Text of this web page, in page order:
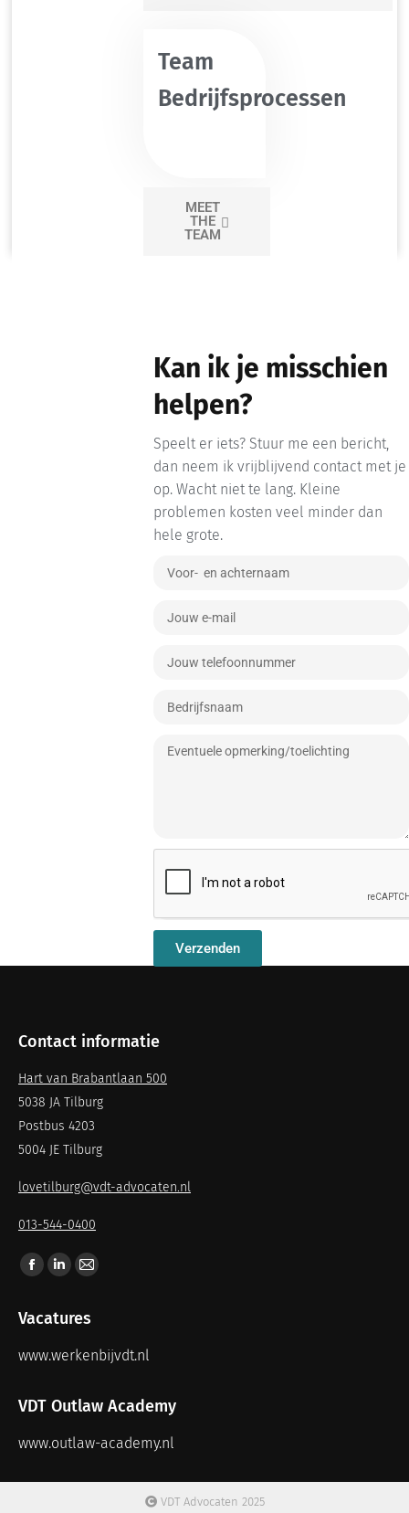
Team
Bedrijfsprocessen
MEET
THE
TEAM
Kan ik je misschien
helpen?
Speelt er iets? Stuur me een bericht,
dan neem ik vrijblijvend contact met je
op. Wacht niet te lang. Kleine
problemen kosten veel minder dan
hele grote.
Verzenden
Contact informatie
Hart van Brabantlaan 500
5038 JA Tilburg
Postbus 4203
5004 JE Tilburg
lovetilburg@vdt-advocaten.nl
013-544-0400
Vind ons op:
Vacatures
www.werkenbijvdt.nl
VDT Outlaw Academy
www.outlaw-academy.nl
VDT Advocaten 2025